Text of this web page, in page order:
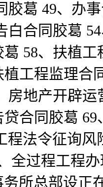
葛 49、办事
白合同胶葛
58、扶植工
工程监理合
地产开辟运
合同胶葛 69
程法令征询风
全过程工程
所总部设正